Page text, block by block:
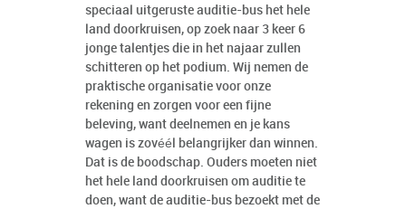
speciaal uitgeruste auditie-bus het hele
land doorkruisen, op zoek naar 3 keer 6
jonge talentjes die in het najaar zullen
schitteren op het podium. Wij nemen de
praktische organisatie voor onze
rekening en zorgen voor een fijne
beleving, want deelnemen en je kans
wagen is zovéél belangrijker dan winnen.
Dat is de boodschap. Ouders moeten niet
het hele land doorkruisen om auditie te
doen, want de auditie-bus bezoekt met de